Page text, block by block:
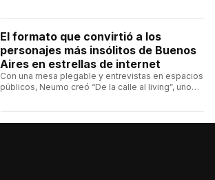
El formato que convirtió a los
personajes más insólitos de Buenos
Aires en estrellas de internet
Con una mesa plegable y entrevistas en espacios
públicos, Neumo creó “De la calle al living”, uno